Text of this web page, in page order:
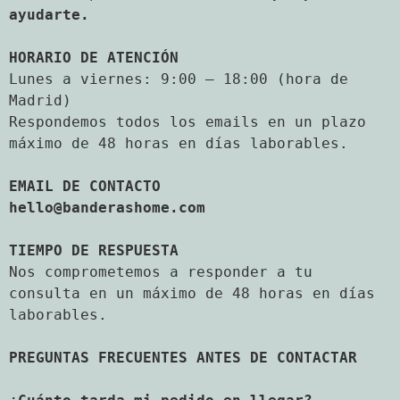
ayudarte.
HORARIO DE ATENCIÓN
Lunes a viernes: 9:00 — 18:00 (hora de
Madrid)
Respondemos todos los emails en un plazo
máximo de 48 horas en días laborables.
EMAIL DE CONTACTO
hello@banderashome.com
TIEMPO DE RESPUESTA
Nos comprometemos a responder a tu
consulta en un máximo de 48 horas en días
laborables.
PREGUNTAS FRECUENTES ANTES DE CONTACTAR